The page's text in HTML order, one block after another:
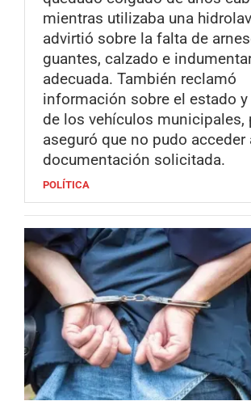
mientras utilizaba una
advirtió sobre la falta de
guantes, calzado e
adecuada. También reclamó
información sobre el estado y
de los vehículos municipales,
aseguró que no pudo acceder
documentación solicitada.
POLÍTICA